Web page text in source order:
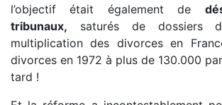
l’objectif était également de
tribunaux, saturés de dossiers
multiplication des divorces en
divorces en 1972 à plus de 130.000
tard !